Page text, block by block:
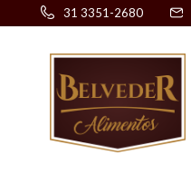
31 3351-2680